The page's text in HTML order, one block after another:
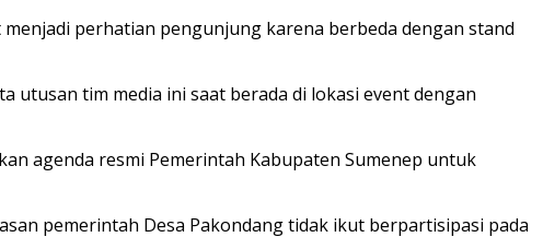
perhatian pengunjung karena berbeda dengan stand
utusan tim media ini saat berada di lokasi event dengan
agenda resmi Pemerintah Kabupaten Sumenep untuk
pemerintah Desa Pakondang tidak ikut berpartisipasi pada